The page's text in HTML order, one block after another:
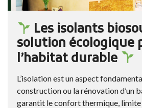
Les isolants
solution écologique
l’habitat durable
L’isolation est un aspect
construction ou la rénovation d’un
garantit le confort thermique,